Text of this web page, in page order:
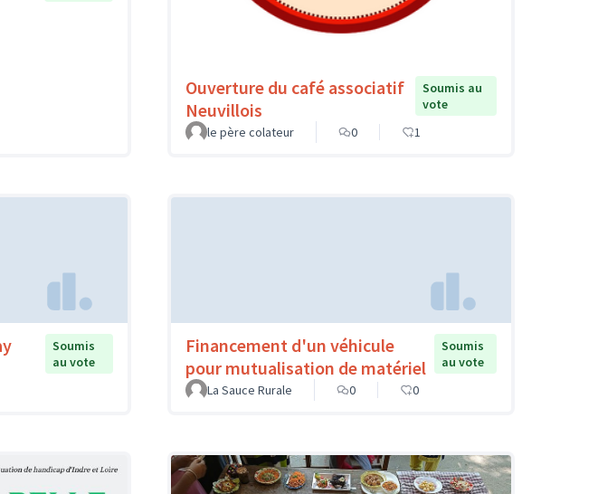
Ouverture du café associatif
Neuvillois
Soumis au
vote
le père colateur
0 1
Soumis
au vote
Financement d'un véhicule
pour mutualisation de matériel
Soumis
au vote
La Sauce Rurale
0 0